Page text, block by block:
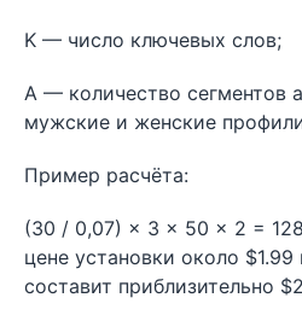
K — число ключевых слов;
A — количество сегментов
мужские и женские
Пример расчёта:
(30 / 0,07) × 3 × 50 × 2 =
цене установки около
составит приблизительно